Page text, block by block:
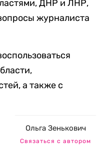
ДНР и ЛНР,
журналиста
а также с
Ольга Зенькович
Связаться с автором